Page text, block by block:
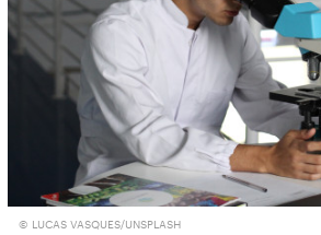
© LUCAS VASQUES/UNSPLASH